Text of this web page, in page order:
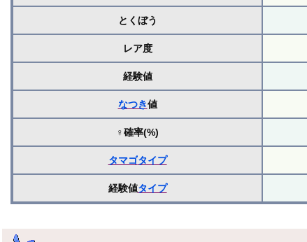
とくぼう
レア度
経験値
なつき値
♀確率(%)
タマゴタイプ
経験値タイプ